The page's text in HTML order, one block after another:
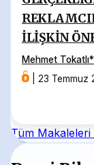
İLİŞKİN
Mehmet Tokatlı*
23 Temmuz
Tüm Makaleleri